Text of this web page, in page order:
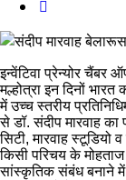
इन्वेंटिवा प्रेन्योर
मल्होत्रा इन दिनों
में उच्च स्तरीय
से डॉ. संदीप मारवाह का
सिटी, मारवाह स्टूडियो
किसी परिचय के
सांस्कृतिक संबंध बनाने में